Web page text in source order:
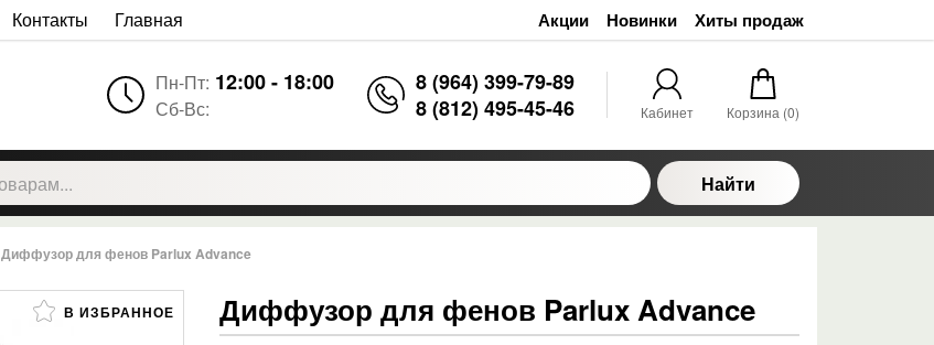
Контакты Главная Акции Новинки Хиты продаж
Пн-Пт: 12:00 - 18:00
Сб-Вс:
8 (964) 399-79-89
8 (812) 495-45-46
Кабинет Корзина (0)
Найти
Диффузор для фенов Parlux Advance
В ИЗБРАННОЕ Диффузор для фенов Parlux Advance